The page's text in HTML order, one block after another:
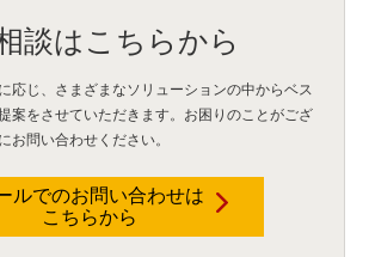
談はこちらから
応じ、さまざまなソリューションの中からベス
案をさせていただきます。お困りのことがござ
お問い合わせください。
ルでのお問い合わせは
こちらから